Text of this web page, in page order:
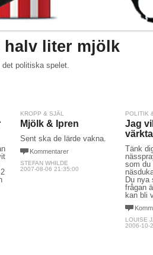
halv liter mjölk
det politiska spelet.
KROPP & SJÄL
Mjölk & Ipren
Sent ska de lärde vakna.
Kommentarer
STEFAN WHILDE
2007-08-06 21:35:00
POLITIK
Jag
Tänk
som du
Du nya
frågan
kan bli
LOUISE
2006-10-